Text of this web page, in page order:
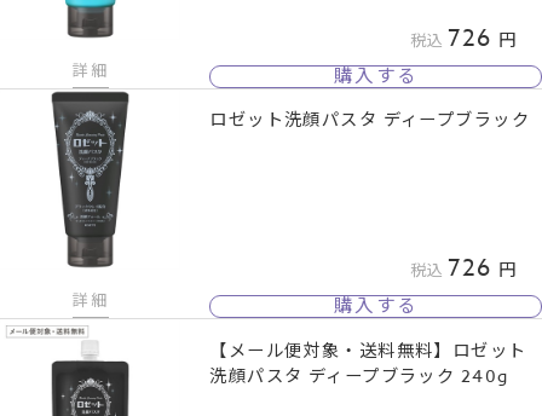
詳細
税込 726
購入する
詳細
ロゼット洗顔パスタ ディープブラック
税込 726
購入する
【メール便対象・送料無料】ロゼット
洗顔パスタ ディープブラック 240g